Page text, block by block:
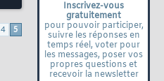
Inscrivez-vous
gratuitement
pour pouvoir participer,
suivre les réponses en
temps réel, voter pour
les messages, poser vos
propres questions et
recevoir la newsletter
4 5